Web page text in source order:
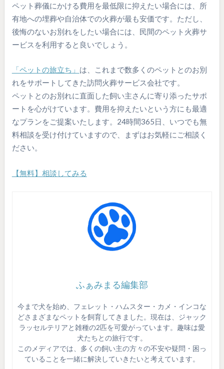
ペット葬儀にかける費用を最低限に抑えたい場合には、所
有地への埋葬や自治体での火葬が最も安価です。ただし、
後悔のないお別れをしたい場合には、民間のペット火葬サ
ービスを利用すると良いでしょう。
「ペットの旅立ち」 は、これまで数多くのペットとのお別
れをサポートしてきた訪問火葬サービス会社です。
ペットとのお別れに直面した飼い主さんに寄り添ったサポ
ートを心がけています。費用を抑えたいという方にも最適
なプランをご提案いたします。24時間365日、いつでも無
料相談を受け付けていますので、まずはお気軽にご相談く
ださい。
【無料】相談してみる
ふぁみまる編集部
今まで犬を始め、フェレット・ハムスター・カメ・インコな
どさまざまなペットを飼育してきました。現在は、ジャック
ラッセルテリアと雑種の2匹を可愛がっています。趣味は愛
犬たちとの旅行です。
このメディアでは、多くの飼い主の方々の不安や疑問・困っ
ていることを一緒に解決していきたいと考えています。